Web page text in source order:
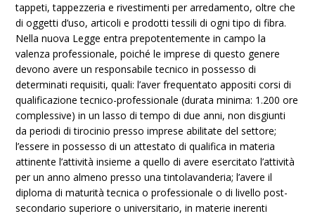
tappeti, tappezzeria e rivestimenti per arredamento, oltre che
di oggetti d’uso, articoli e prodotti tessili di ogni tipo di fibra.
Nella nuova Legge entra prepotentemente in campo la
valenza professionale, poiché le imprese di questo genere
devono avere un responsabile tecnico in possesso di
determinati requisiti, quali: l’aver frequentato appositi corsi di
qualificazione tecnico-professionale (durata minima: 1.200 ore
complessive) in un lasso di tempo di due anni, non disgiunti
da periodi di tirocinio presso imprese abilitate del settore;
l’essere in possesso di un attestato di qualifica in materia
attinente l’attività insieme a quello di avere esercitato l’attività
per un anno almeno presso una tintolavanderia; l’avere il
diploma di maturità tecnica o professionale o di livello post-
secondario superiore o universitario, in materie inerenti